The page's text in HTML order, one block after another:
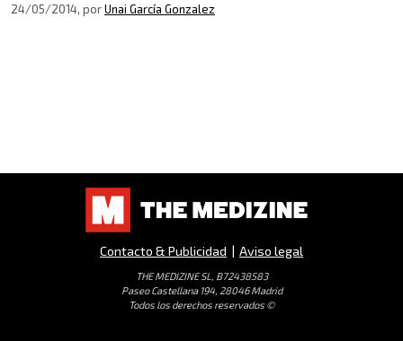
24/05/2014, porUnai García Gonzalez
Contacto & Publicidad | Aviso legal
THE MEDIZINE SL, B72438583
Paseo Castellana 194, 28046 Madrid
Todos los derechos reservados ©